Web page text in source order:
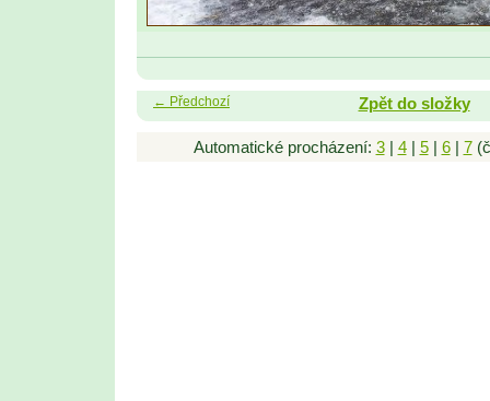
← Předchozí Zpět do složky
Automatické procházení: 3| 4| 5| 6| 7